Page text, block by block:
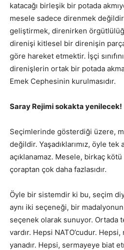
katacağı birleşik bir potada
mesele sadece direnmek
geliştirmek, direnirken
direnişi kitlesel bir direnişin
göre hareket etmektir. İşçi
direnişlerin ortak bir potada
Emek Cephesinin kurulmasıdır.
Saray Rejimi sokakta yenilecek!
Seçimlerinde gösterdiği üzere,
değildir. Yaşadıklarımız, öyle
açıklanamaz. Mesele, birkaç kötü
çoraptan çok daha fazlasıdır.
Öyle bir sistemdir ki bu, seçim
aynı iki seçeneği, bir
seçenek olarak sunuyor. Ortada
vardır. Hepsi NATO’cudur.
yanadır. Hepsi, sermayeye biat